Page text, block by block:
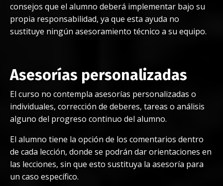
consejos que el alumno deberá implementar bajo su
propia responsabilidad, ya que esta ayuda no
sustituye ningún asesoramiento técnico a su equipo.
Asesorías personalizadas
El curso no contempla asesorías personalizadas o
individuales, corrección de deberes, tareas o análisis
alguno del progreso continuo del alumno.
El alumno tiene la opción de los comentarios dentro
de cada lección, donde se podrán dar orientaciones en
las lecciones, sin que esto sustituya la asesoría para
un caso específico.